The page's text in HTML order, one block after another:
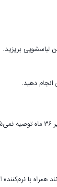
لباسشویی بریزید.
دهید.
همراه با